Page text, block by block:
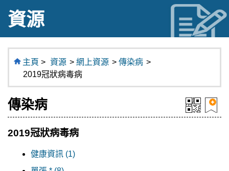
資源
主頁 > 資源 > 網上資源 > 傳染病 >
2019冠狀病毒病
傳染病
2019冠狀病毒病
健康資訊 (1)